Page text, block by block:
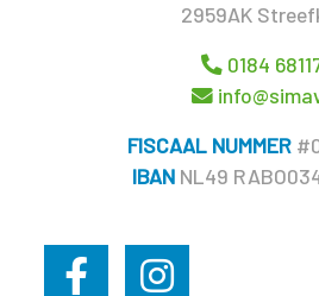
2959AK
0184
FISCAAL NUMMER
IBAN NL49